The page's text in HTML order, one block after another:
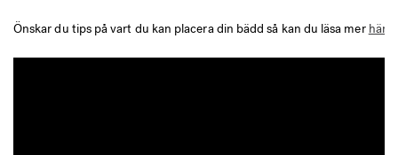
Önskar du tips på vart du kan placera din bädd så kan du läsa mer här.